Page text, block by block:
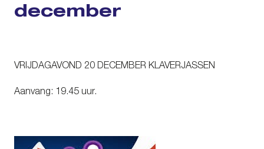
december
VRIJDAGAVOND 20 DECEMBER KLAVERJASSEN
Aanvang: 19.45 uur.